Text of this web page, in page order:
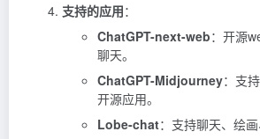
支持的应用：
ChatGPT-next-web：开源
聊天。
ChatGPT-Midjourney：支
开源应用。
Lobe-chat：支持聊天、绘画